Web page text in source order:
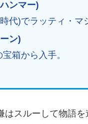
ンマー)
代)でラッティ・マ
ン)
箱から入手。
スルーして物語